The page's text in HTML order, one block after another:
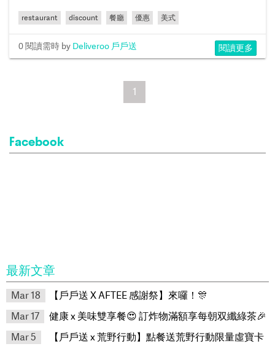
restaurant discount 餐廳 優惠 美式
0 閱讀需時 by Deliveroo 戶戶送 閱讀更多
1
Facebook
最新文章
Mar 18
【戶戶送 X AFTEE 感謝祭】來囉！🎊
Mar 17
健康 x 美味雙享餐😍 訂炸物滿額享每朝双纖綠茶🎉
Mar 5
【戶戶送 x 荒野行動】點餐送荒野行動限量虛寶卡